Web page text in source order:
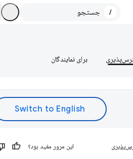
/
برای نمایندگان
این مرور مفید بود؟